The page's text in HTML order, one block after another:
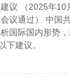
议 （2025年10
议通过） 中国
国际国内形势
下建议。